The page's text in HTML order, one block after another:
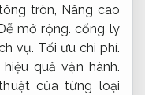
tròn, Nâng cao
mở rộng. cống ly
vụ. Tối ưu chi phí.
quả vận hành.
của từng loại